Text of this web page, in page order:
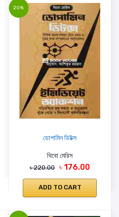
20%
ডোপামিন ডিটক্স
থিবো মেরিস
৳ 220.00 ৳ 176.00
ADD TO CART